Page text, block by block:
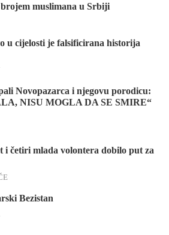
muslimana u Srbiji
u cijelosti je falsificirana historija
Novopazarca i njegovu porodicu:
NISU MOGLA DA SE SMIRE“
i četiri mlada volontera dobilo put za
Bezistan